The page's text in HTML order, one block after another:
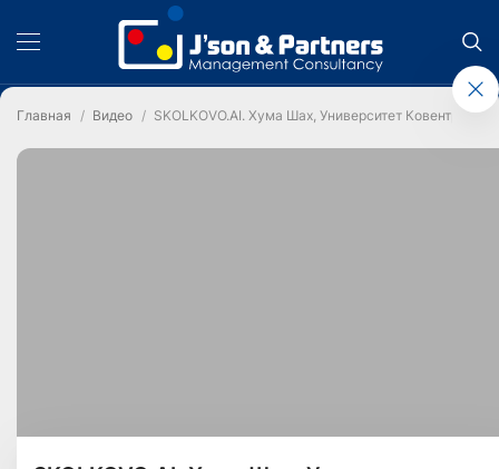
Главная Видео SKOLKOVO.AI. Хума Шах, Университет Ковентри: